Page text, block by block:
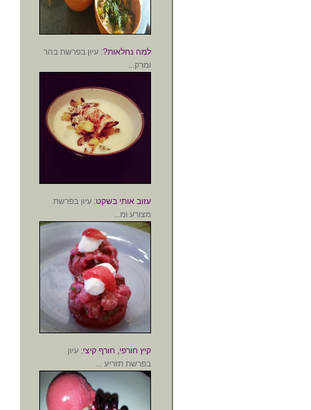
למה נחלאות?: עיון בפרשת בהר
ומרק...
עזוב אותי בשקט: עיון בפרשת
מצורע ומ...
קיץ חורפי, חורף קיצי: עיון
בפרשת תזריע ...